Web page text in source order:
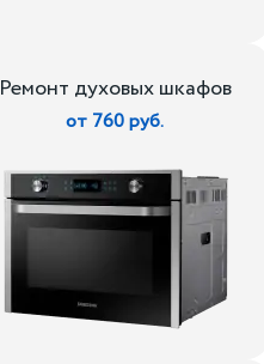
Ремонт духовых шкафов
от 760 руб.